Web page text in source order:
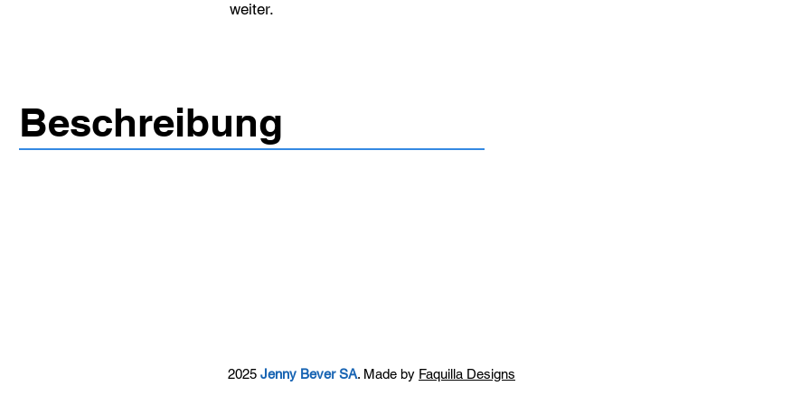
weiter.
Beschreibung
2025 Jenny Bever SA. Made by Faquilla Designs